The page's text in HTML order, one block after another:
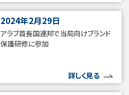
2024年2月29日
アラブ首長国連邦で当局向けブランド
保護研修に参加
詳しく見る